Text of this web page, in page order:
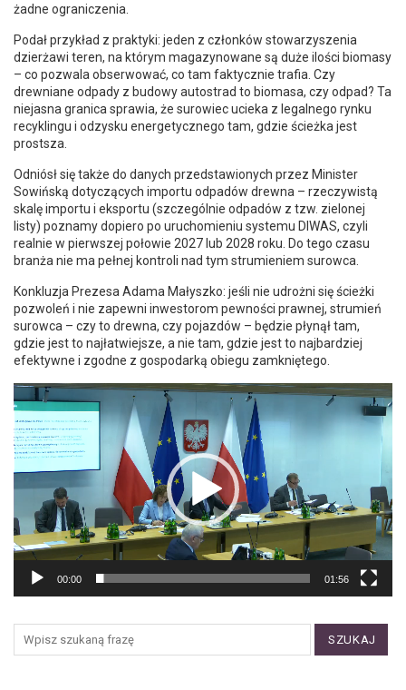
żadne ograniczenia.
Podał przykład z praktyki: jeden z członków stowarzyszenia
dzierżawi teren, na którym magazynowane są duże ilości biomasy
– co pozwala obserwować, co tam faktycznie trafia. Czy
drewniane odpady z budowy autostrad to biomasa, czy odpad? Ta
niejasna granica sprawia, że surowiec ucieka z legalnego rynku
recyklingu i odzysku energetycznego tam, gdzie ścieżka jest
prostsza.
Odniósł się także do danych przedstawionych przez Minister
Sowińską dotyczących importu odpadów drewna – rzeczywistą
skalę importu i eksportu (szczególnie odpadów z tzw. zielonej
listy) poznamy dopiero po uruchomieniu systemu DIWAS, czyli
realnie w pierwszej połowie 2027 lub 2028 roku. Do tego czasu
branża nie ma pełnej kontroli nad tym strumieniem surowca.
Konkluzja Prezesa Adama Małyszko: jeśli nie udrożni się ścieżki
pozwoleń i nie zapewni inwestorom pewności prawnej, strumień
surowca – czy to drewna, czy pojazdów – będzie płynął tam,
gdzie jest to najłatwiejsze, a nie tam, gdzie jest to najbardziej
efektywne i zgodne z gospodarką obiegu zamkniętego.
Video
Player
00:00 01:56
SZUKAJ